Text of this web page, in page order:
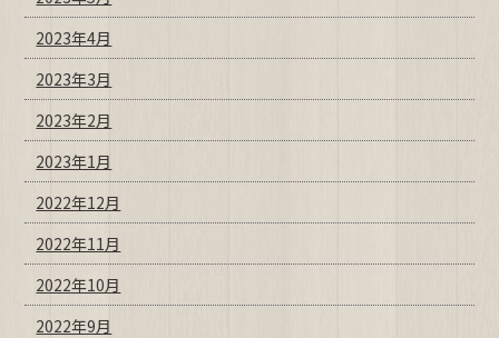
2023年4月
2023年3月
2023年2月
2023年1月
2022年12月
2022年11月
2022年10月
2022年9月